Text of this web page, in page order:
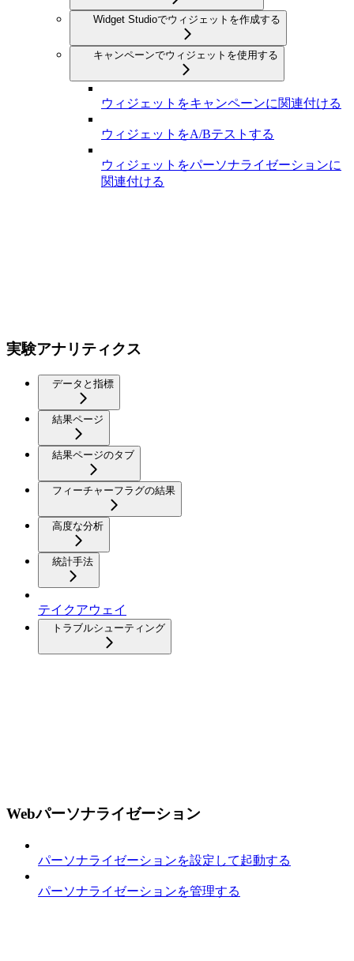
Widget Studioでウィジェットを作成する
キャンペーンでウィジェットを使用する
ウィジェットをキャンペーンに関連付ける
ウィジェットをA/Bテストする
ウィジェットをパーソナライゼーションに
関連付ける
実験アナリティクス
データと指標
結果ページ
結果ページのタブ
フィーチャーフラグの結果
高度な分析
統計手法
テイクアウェイ
トラブルシューティング
Webパーソナライゼーション
パーソナライゼーションを設定して起動する
パーソナライゼーションを管理する